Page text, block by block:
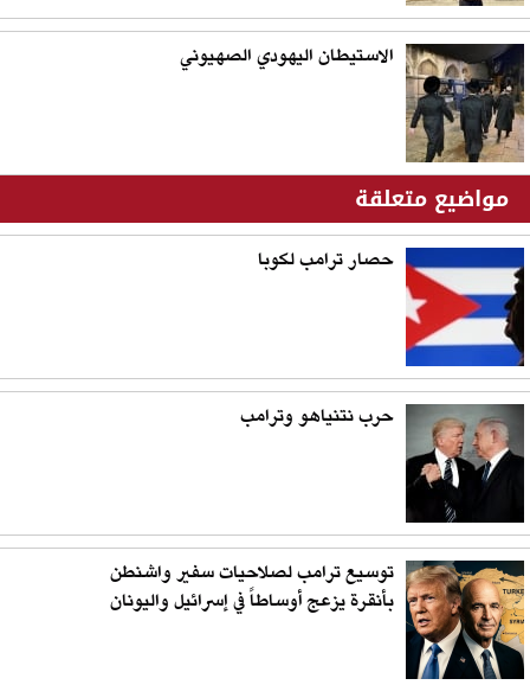
الاستيطان اليهودي الصهيوني
مواضيع متعلقة
حصار ترامب لكوبا
حرب نتنياهو وترامب
توسيع ترامب لصلاحيات سفير واشنطن
بأنقرة يزعج أوساطاً في إسرائيل واليونان